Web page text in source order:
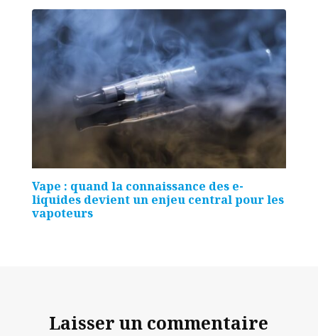
Vape : quand la connaissance des e-
liquides devient un enjeu central pour les
vapoteurs
Laisser un commentaire